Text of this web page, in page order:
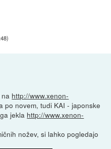
)
http://www.xenon-
po novem, tudi KAI - japonske
jekla http://www.xenon-
nožev, si lahko pogledajo